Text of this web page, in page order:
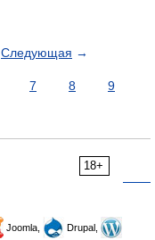
Следующая →
7 8
9
18+
Joomla,
Drupal,